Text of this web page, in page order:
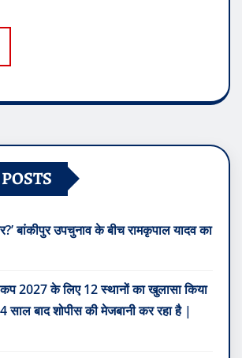
बांकीपुर उपचुनाव के बीच रामकृपाल यादव का
2027 के लिए 12 स्थानों का खुलासा किया
साल बाद शोपीस की मेजबानी कर रहा है |